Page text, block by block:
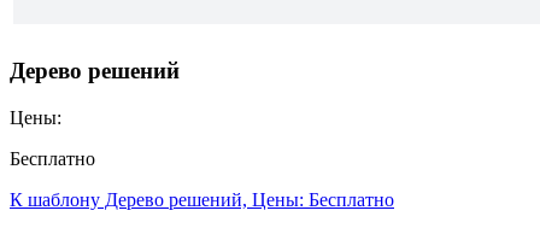
Дерево решений
Цены:
Бесплатно
К шаблону Дерево решений, Цены: Бесплатно